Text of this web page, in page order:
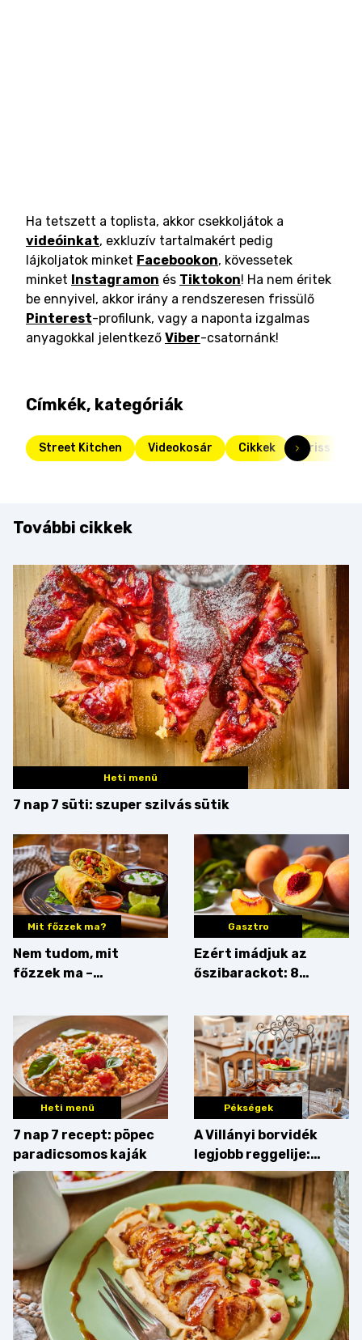
Ha tetszett a toplista, akkor csekkoljátok a
videóinkat, exkluzív tartalmakért pedig
lájkoljatok minket Facebookon, kövessetek
minket Instagramon és Tiktokon! Ha nem éritek
be ennyivel, akkor irány a rendszeresen frissülő
Pinterest-profilunk, vagy a naponta izgalmas
anyagokkal jelentkező Viber-csatornánk!
Címkék, kategóriák
Street Kitchen Videokosár Cikkek Friss
További cikkek
Heti menü
7 nap 7 süti: szuper szilvás sütik
Mit főzzek ma?
Nem tudom, mit
főzzek ma –
Gasztro
Ezért imádjuk az
őszibarackot: 8
augusztusban
feltankolj belőle
Heti menü
7 nap 7 recept: pöpec
paradicsomos kaják
Pékségek
A Villányi borvidék
legjobb reggelije:
kovászos kenyér és
gourmet pékáruk
Palkonyán